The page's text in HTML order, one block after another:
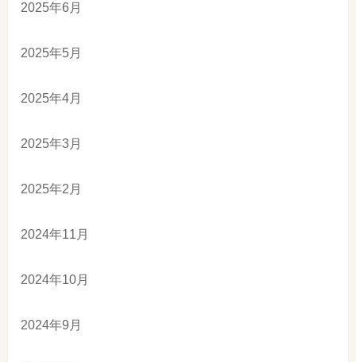
2025年6月
2025年5月
2025年4月
2025年3月
2025年2月
2024年11月
2024年10月
2024年9月